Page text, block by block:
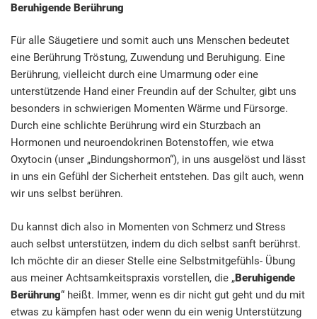
Beruhigende Berührung
Für alle Säugetiere und somit auch uns Menschen bedeutet
eine Berührung Tröstung, Zuwendung und Beruhigung. Eine
Berührung, vielleicht durch eine Umarmung oder eine
unterstützende Hand einer Freundin auf der Schulter, gibt uns
besonders in schwierigen Momenten Wärme und Fürsorge.
Durch eine schlichte Berührung wird ein Sturzbach an
Hormonen und neuroendokrinen Botenstoffen, wie etwa
Oxytocin (unser „Bindungshormon“), in uns ausgelöst und lässt
in uns ein Gefühl der Sicherheit entstehen. Das gilt auch, wenn
wir uns selbst berühren.
Du kannst dich also in Momenten von Schmerz und Stress
auch selbst unterstützen, indem du dich selbst sanft berührst.
Ich möchte dir an dieser Stelle eine Selbstmitgefühls- Übung
aus meiner Achtsamkeitspraxis vorstellen, die „Beruhigende
Berührung“ heißt. Immer, wenn es dir nicht gut geht und du mit
etwas zu kämpfen hast oder wenn du ein wenig Unterstützung